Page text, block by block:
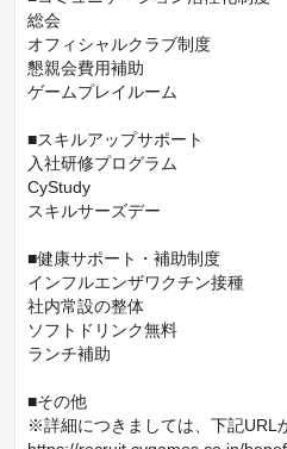
総会
オフィシャルクラブ制度
懇親会費用補助
ゲームプレイルーム
■スキルアップサポート
入社研修プログラム
CyStudy
スキルサーズデー
■健康サポート・補助制度
インフルエンザワクチン接種
社内常設の整体
ソフトドリンク無料
ランチ補助
■その他
※詳細につきましては、下記URL